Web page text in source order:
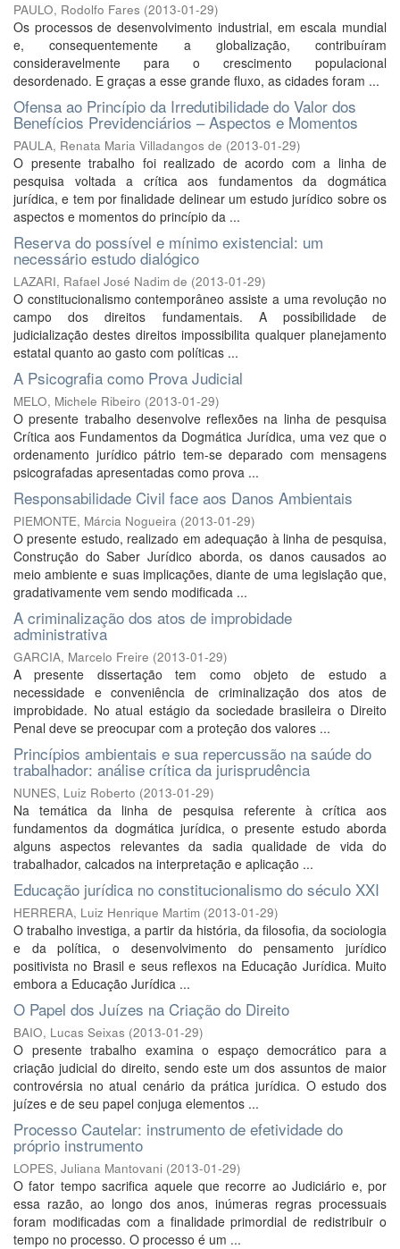
PAULO, Rodolfo Fares (2013-01-29)
Os processos de desenvolvimento industrial, em escala mundial
e, consequentemente a globalização, contribuíram
consideravelmente para o crescimento populacional
desordenado. E graças a esse grande fluxo, as cidades foram ...
Ofensa ao Princípio da Irredutibilidade do Valor dos
Benefícios Previdenciários – Aspectos e Momentos
PAULA, Renata Maria Villadangos de (2013-01-29)
O presente trabalho foi realizado de acordo com a linha de
pesquisa voltada a crítica aos fundamentos da dogmática
jurídica, e tem por finalidade delinear um estudo jurídico sobre os
aspectos e momentos do princípio da ...
Reserva do possível e mínimo existencial: um
necessário estudo dialógico
LAZARI, Rafael José Nadim de (2013-01-29)
O constitucionalismo contemporâneo assiste a uma revolução no
campo dos direitos fundamentais. A possibilidade de
judicialização destes direitos impossibilita qualquer planejamento
estatal quanto ao gasto com políticas ...
A Psicografia como Prova Judicial
MELO, Michele Ribeiro (2013-01-29)
O presente trabalho desenvolve reflexões na linha de pesquisa
Crítica aos Fundamentos da Dogmática Jurídica, uma vez que o
ordenamento jurídico pátrio tem-se deparado com mensagens
psicografadas apresentadas como prova ...
Responsabilidade Civil face aos Danos Ambientais
PIEMONTE, Márcia Nogueira (2013-01-29)
O presente estudo, realizado em adequação à linha de pesquisa,
Construção do Saber Jurídico aborda, os danos causados ao
meio ambiente e suas implicações, diante de uma legislação que,
gradativamente vem sendo modificada ...
A criminalização dos atos de improbidade
administrativa
GARCIA, Marcelo Freire (2013-01-29)
A presente dissertação tem como objeto de estudo a
necessidade e conveniência de criminalização dos atos de
improbidade. No atual estágio da sociedade brasileira o Direito
Penal deve se preocupar com a proteção dos valores ...
Princípios ambientais e sua repercussão na saúde do
trabalhador: análise crítica da jurisprudência
NUNES, Luiz Roberto (2013-01-29)
Na temática da linha de pesquisa referente à crítica aos
fundamentos da dogmática jurídica, o presente estudo aborda
alguns aspectos relevantes da sadia qualidade de vida do
trabalhador, calcados na interpretação e aplicação ...
Educação jurídica no constitucionalismo do século XXI
HERRERA, Luiz Henrique Martim (2013-01-29)
O trabalho investiga, a partir da história, da filosofia, da sociologia
e da política, o desenvolvimento do pensamento jurídico
positivista no Brasil e seus reflexos na Educação Jurídica. Muito
embora a Educação Jurídica ...
O Papel dos Juízes na Criação do Direito
BAIO, Lucas Seixas (2013-01-29)
O presente trabalho examina o espaço democrático para a
criação judicial do direito, sendo este um dos assuntos de maior
controvérsia no atual cenário da prática jurídica. O estudo dos
juízes e de seu papel conjuga elementos ...
Processo Cautelar: instrumento de efetividade do
próprio instrumento
LOPES, Juliana Mantovani (2013-01-29)
O fator tempo sacrifica aquele que recorre ao Judiciário e, por
essa razão, ao longo dos anos, inúmeras regras processuais
foram modificadas com a finalidade primordial de redistribuir o
tempo no processo. O processo é um ...